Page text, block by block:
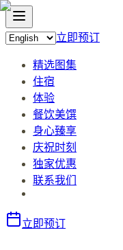
立即预订
精选图集
住宿
体验
餐饮美馔
身心臻享
庆祝时刻
独家优惠
联系我们
立即预订